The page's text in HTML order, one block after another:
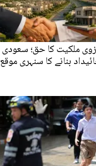
ملکیت کا حق؛ سعودی
بنانے کا سنہری موقع